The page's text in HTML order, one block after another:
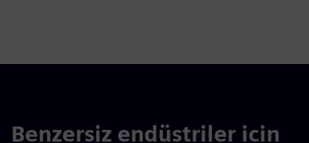
Benzersiz endüstriler için